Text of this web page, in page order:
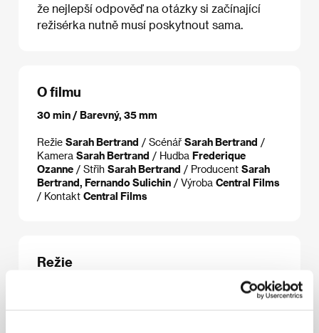
že nejlepší odpověď na otázky si začínající
režisérka nutně musí poskytnout sama.
O filmu
30 min / Barevný, 35 mm
Režie Sarah Bertrand / Scénář Sarah Bertrand /
Kamera Sarah Bertrand / Hudba Frederique
Ozanne / Střih Sarah Bertrand / Producent Sarah
Bertrand, Fernando Sulichin / Výroba Central Films
/ Kontakt Central Films
Režie